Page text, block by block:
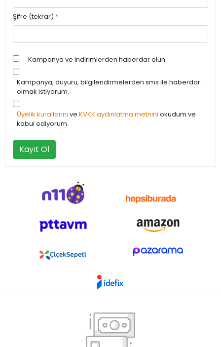
Şifre (tekrar) *
Kampanya ve indirimlerden haberdar olun.
Kampanya, duyuru, bilgilendirmelerden sms ile haberdar
olmak istiyorum.
Üyelik kurallarını ve KVKK aydınlatma metnini okudum ve
kabul ediyorum.
Kayıt Ol